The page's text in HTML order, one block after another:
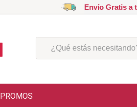
Envío Gratis a
¿Qué estás necesitando?
PROMOS